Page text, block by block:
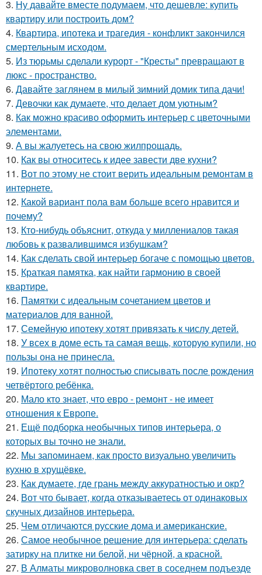
3. Ну давайте вместе подумаем, что дешевле: купить
квартиру или построить дом?
4. Квартира, ипотека и трагедия - конфликт закончился
смертельным исходом.
5. Из тюрьмы сделали курорт - "Кресты" превращают в
люкс - пространство.
6. Давайте заглянем в милый зимний домик типа дачи!
7. Девочки как думаете, что делает дом уютным?
8. Как можно красиво оформить интерьер с цветочными
элементами.
9. А вы жалуетесь на свою жилпрощадь.
10. Как вы относитесь к идее завести две кухни?
11. Вот по этому не стоит верить идеальным ремонтам в
интернете.
12. Какой вариант пола вам больше всего нравится и
почему?
13. Кто-нибудь объяснит, откуда у миллениалов такая
любовь к развалившимся избушкам?
14. Как сделать свой интерьер богаче с помощью цветов.
15. Краткая памятка, как найти гармонию в своей
квартире.
16. Памятки с идеальным сочетанием цветов и
материалов для ванной.
17. Семейную ипотеку хотят привязать к числу детей.
18. У всех в доме есть та самая вещь, которую купили, но
пользы она не принесла.
19. Ипотеку хотят полностью списывать после рождения
четвёртого ребёнка.
20. Мало кто знает, что евро - ремонт - не имеет
отношения к Европе.
21. Ещё подборка необычных типов интерьера, о
которых вы точно не знали.
22. Мы запоминаем, как просто визуально увеличить
кухню в хрущёвке.
23. Как думаете, где грань между аккуратностью и окр?
24. Вот что бывает, когда отказываетесь от одинаковых
скучных дизайнов интерьера.
25. Чем отличаются русские дома и американские.
26. Самое необычное решение для интерьера: сделать
затирку на плитке ни белой, ни чёрной, а красной.
27. В Алматы микроволновка свет в соседнем подъезде